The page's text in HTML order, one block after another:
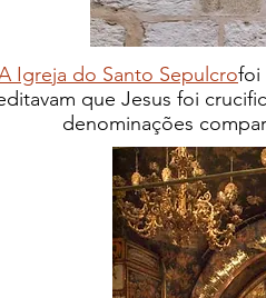
Igreja do Santo Sepulcrofoi
que Jesus foi
denominações